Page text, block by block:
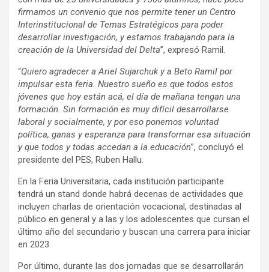
firmamos un convenio que nos permite tener un Centro
Interinstitucional de Temas Estratégicos para poder
desarrollar investigación, y estamos trabajando para la
creación de la Universidad del Delta”, expresó Ramil.
“Quiero agradecer a Ariel Sujarchuk y a Beto Ramil por
impulsar esta feria. Nuestro sueño es que todos estos
jóvenes que hoy están acá, el día de mañana tengan una
formación. Sin formación es muy difícil desarrollarse
laboral y socialmente, y por eso ponemos voluntad
política, ganas y esperanza para transformar esa situación
y que todos y todas accedan a la educación”, concluyó el
presidente del PES, Ruben Hallu.
En la Feria Universitaria, cada institución participante
tendrá un stand donde habrá decenas de actividades que
incluyen charlas de orientación vocacional, destinadas al
público en general y a las y los adolescentes que cursan el
último año del secundario y buscan una carrera para iniciar
en 2023.
Por último, durante las dos jornadas que se desarrollarán